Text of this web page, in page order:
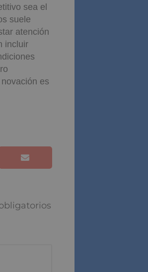
sea el
suele
atención
incluir
es